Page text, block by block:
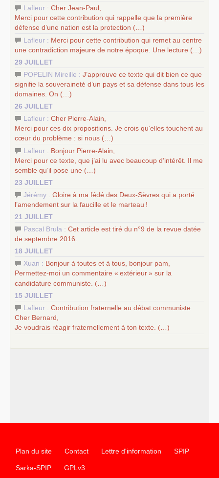
Lafleur : Cher Jean-Paul,
Merci pour cette contribution qui rappelle que la première
défense d’une nation est la protection (…)
Lafleur : Merci pour cette contribution qui remet au centre
une contradiction majeure de notre époque. Une lecture (…)
29 JUILLET
POPELIN Mireille : J’approuve ce texte qui dit bien ce que
signifie la souveraineté d’un pays et sa défense dans tous les
domaines. On (…)
26 JUILLET
Lafleur : Cher Pierre-Alain,
Merci pour ces dix propositions. Je crois qu’elles touchent au
cœur du problème : si nous (…)
Lafleur : Bonjour Pierre-Alain,
Merci pour ce texte, que j’ai lu avec beaucoup d’intérêt. Il me
semble qu’il pose une (…)
23 JUILLET
Jérémy : Gloire à ma fédé des Deux-Sèvres qui a porté
l’amendement sur la faucille et le marteau !
21 JUILLET
Pascal Brula : Cet article est tiré du n°9 de la revue datée
de septembre 2016.
18 JUILLET
Xuan : Bonjour à toutes et à tous, bonjour pam,
Permettez-moi un commentaire « extérieur» sur la
candidature communiste. (…)
15 JUILLET
Lafleur : Contribution fraternelle au débat communiste
Cher Bernard,
Je voudrais réagir fraternellement à ton texte. (…)
Plan du site Contact Lettre d'information SPIP
Sarka-SPIP GPLv3